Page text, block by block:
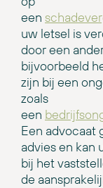
een
uw letsel is
door een
bijvoorbeeld
zijn bij een
zoals
een
Een advocaat
advies en kan
bij het
de